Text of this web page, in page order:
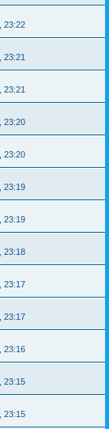
23:22
23:21
23:21
23:20
23:20
23:19
23:19
23:18
23:17
23:17
23:16
23:15
23:15